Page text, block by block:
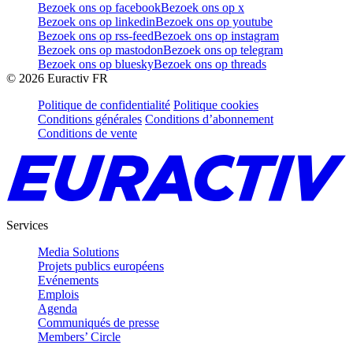
Bezoek ons op facebookBezoek ons op x
Bezoek ons op linkedinBezoek ons op youtube
Bezoek ons op rss-feedBezoek ons op instagram
Bezoek ons op mastodonBezoek ons op telegram
Bezoek ons op blueskyBezoek ons op threads
© 2026 Euractiv FR
Politique de confidentialité Politique cookies
Conditions générales Conditions d’abonnement
Conditions de vente
Services
Media Solutions
Projets publics européens
Evénements
Emplois
Agenda
Communiqués de presse
Members’ Circle